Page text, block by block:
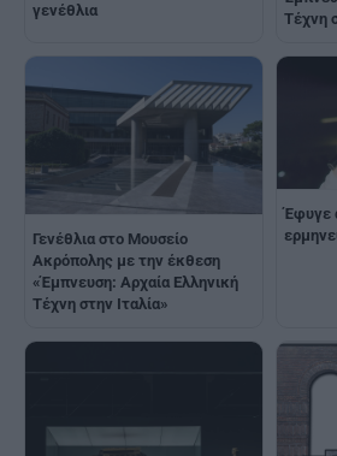
γενέθλια
Τέχνη
Γενέθλια στο Μουσείο
Ακρόπολης με την έκθεση
«Έμπνευση: Αρχαία Ελληνική
Τέχνη στην Ιταλία»
Έφυγε